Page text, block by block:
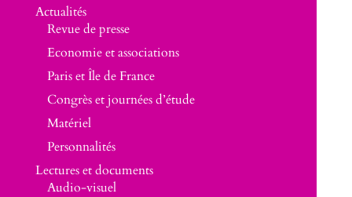
Actualités
Revue de presse
Economie et associations
Paris et Île de France
Congrès et journées d’étude
Matériel
Personnalités
Lectures et documents
Audio-visuel